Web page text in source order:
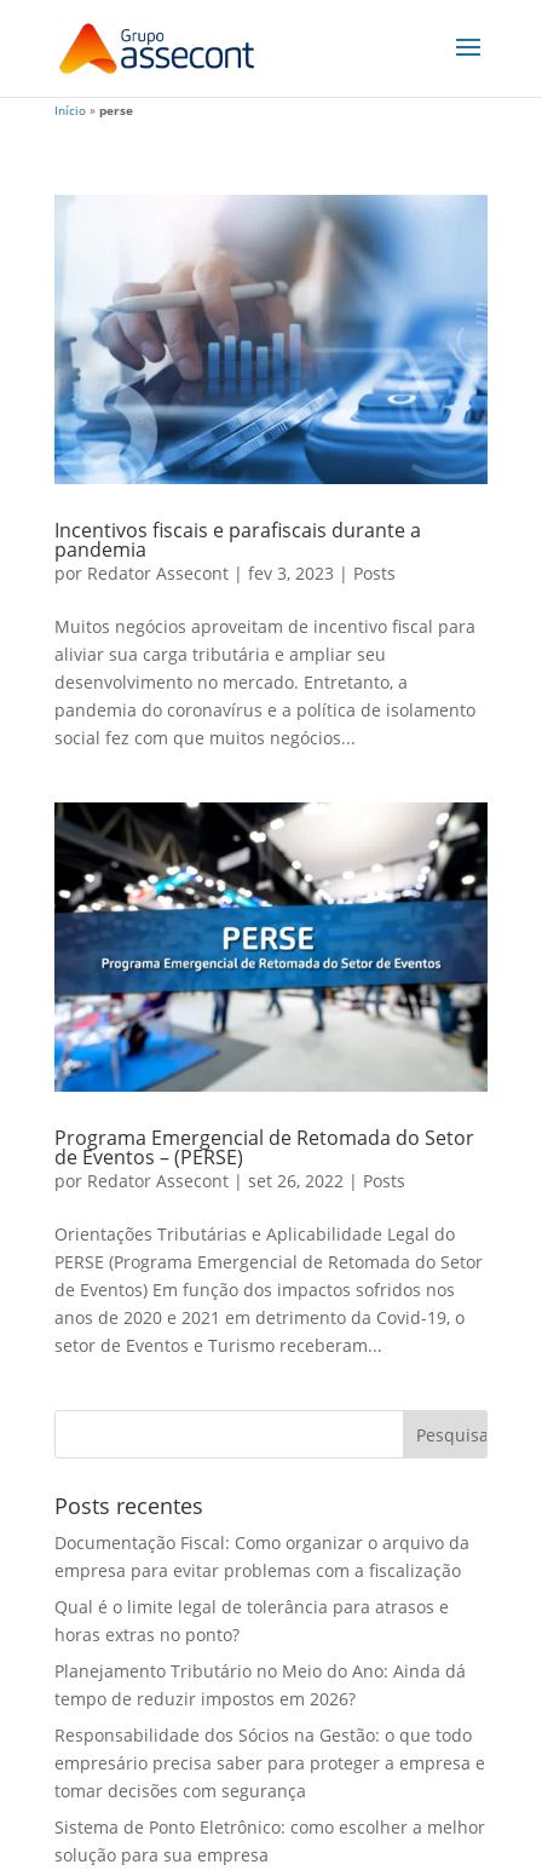
Início» perse
Incentivos fiscais e parafiscais durante a
pandemia
por Redator Assecont| fev 3, 2023 | Posts
Muitos negócios aproveitam de incentivo fiscal para
aliviar sua carga tributária e ampliar seu
desenvolvimento no mercado. Entretanto, a
pandemia do coronavírus e a política de isolamento
social fez com que muitos negócios...
Programa Emergencial de Retomada do Setor
de Eventos – (PERSE)
por Redator Assecont| set 26, 2022| Posts
Orientações Tributárias e Aplicabilidade Legal do
PERSE (Programa Emergencial de Retomada do Setor
de Eventos) Em função dos impactos sofridos nos
anos de 2020 e 2021 em detrimento da Covid-19, o
setor de Eventos e Turismo receberam...
Posts recentes
Documentação Fiscal: Como organizar o arquivo da
empresa para evitar problemas com a fiscalização
Qual é o limite legal de tolerância para atrasos e
horas extras no ponto?
Planejamento Tributário no Meio do Ano: Ainda dá
tempo de reduzir impostos em 2026?
Responsabilidade dos Sócios na Gestão: o que todo
empresário precisa saber para proteger a empresa e
tomar decisões com segurança
Sistema de Ponto Eletrônico: como escolher a melhor
solução para sua empresa